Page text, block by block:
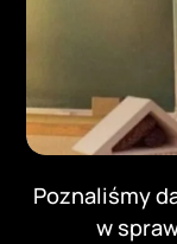
Poznaliśmy
w